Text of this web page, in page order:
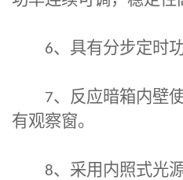
6、具有分步定时
7、反应暗箱内壁
有观察窗。
8、采用内照式光